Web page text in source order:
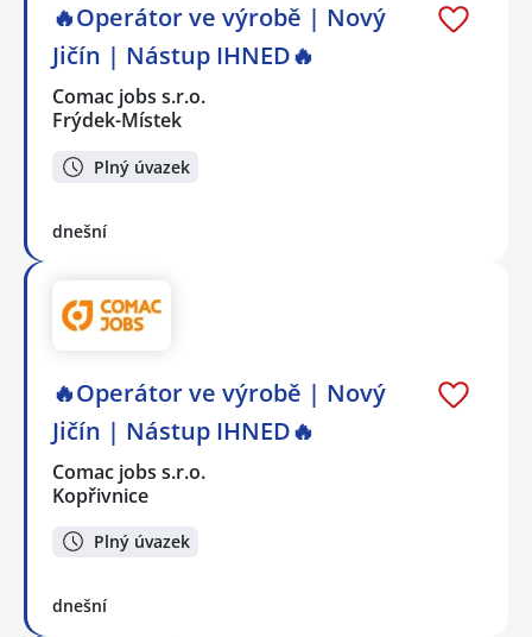
🔥Operátor ve výrobě | Nový
Jičín | Nástup IHNED🔥
Comac jobs s.r.o.
Frýdek-Místek
Plný úvazek
dnešní
🔥Operátor ve výrobě | Nový
Jičín | Nástup IHNED🔥
Comac jobs s.r.o.
Kopřivnice
Plný úvazek
dnešní